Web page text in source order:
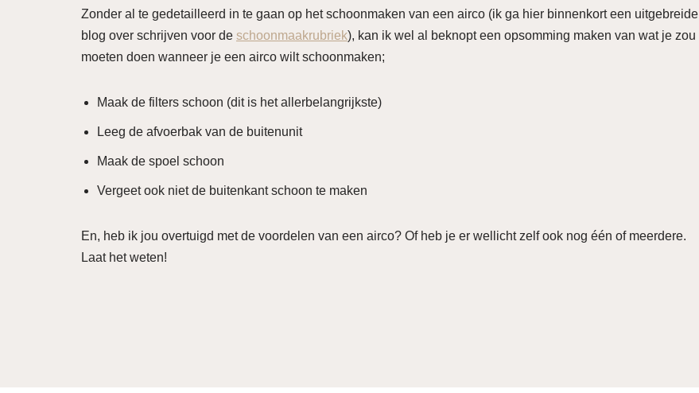
Zonder al te gedetailleerd in te gaan op het schoonmaken van een airco (ik ga hier binnenkort een uitgebreide
blog over schrijven voor de schoonmaakrubriek), kan ik wel al beknopt een opsomming maken van wat je zou
moeten doen wanneer je een airco wilt schoonmaken;
Maak de filters schoon (dit is het allerbelangrijkste)
Leeg de afvoerbak van de buitenunit
Maak de spoel schoon
Vergeet ook niet de buitenkant schoon te maken
En, heb ik jou overtuigd met de voordelen van een airco? Of heb je er wellicht zelf ook nog één of meerdere.
Laat het weten!